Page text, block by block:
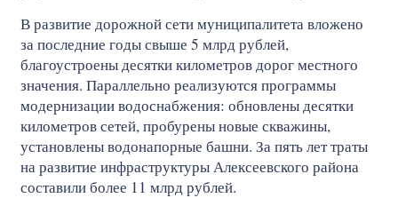
В развитие дорожной сети муниципалитета вложено
за последние годы свыше 5 млрд рублей,
благоустроены десятки километров дорог местного
значения. Параллельно реализуются программы
модернизации водоснабжения: обновлены десятки
километров сетей, пробурены новые скважины,
установлены водонапорные башни. За пять лет траты
на развитие инфраструктуры Алексеевского района
составили более 11 млрд рублей.